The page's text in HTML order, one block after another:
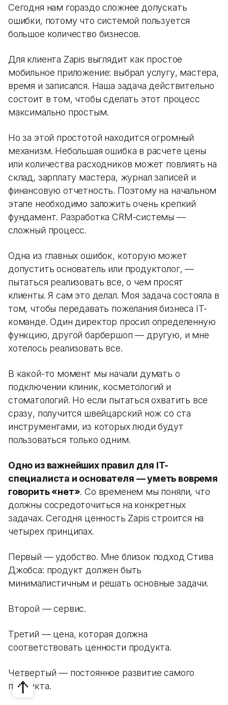
Сегодня нам гораздо сложнее допускать
ошибки, потому что системой пользуется
большое количество бизнесов.
Для клиента Zapis выглядит как простое
мобильное приложение: выбрал услугу, мастера,
время и записался. Наша задача действительно
состоит в том, чтобы сделать этот процесс
максимально простым.
Но за этой простотой находится огромный
механизм. Небольшая ошибка в расчете цены
или количества расходников может повлиять на
склад, зарплату мастера, журнал записей и
финансовую отчетность. Поэтому на начальном
этапе необходимо заложить очень крепкий
фундамент. Разработка CRM-системы —
сложный процесс.
Одна из главных ошибок, которую может
допустить основатель или продуктолог, —
пытаться реализовать все, о чем просят
клиенты. Я сам это делал. Моя задача состояла в
том, чтобы передавать пожелания бизнеса IT-
команде. Один директор просил определенную
функцию, другой барбершоп — другую, и мне
хотелось реализовать все.
В какой-то момент мы начали думать о
подключении клиник, косметологий и
стоматологий. Но если пытаться охватить все
сразу, получится швейцарский нож со ста
инструментами, из которых люди будут
пользоваться только одним.
Одно из важнейших правил для IT-
специалиста и основателя — уметь вовремя
говорить «нет». Со временем мы поняли, что
должны сосредоточиться на конкретных
задачах. Сегодня ценность Zapis строится на
четырех принципах.
Первый — удобство. Мне близок подход Стива
Джобса: продукт должен быть
минималистичным и решать основные задачи.
Второй — сервис.
Третий — цена, которая должна
соответствовать ценности продукта.
Четвертый — постоянное развитие самого
продукта.